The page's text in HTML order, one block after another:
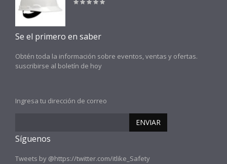
Se el primero en saber
Obtén toda la información sobre eventos, ventas y ofertas.
suscribirse al boletín de hoy
Ingresa tu dirección de correo
ENVIAR
Síguenos
Tweets by @https://twitter.com/itlike_Safety